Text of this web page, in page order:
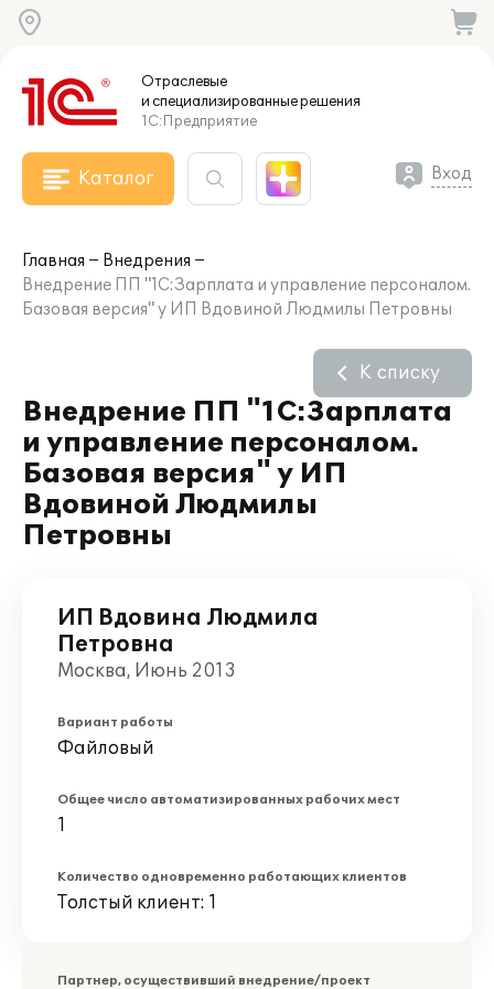
Отраслевые
и специализированныерешения
1С:Предприятие
Каталог Вход
Главная
Внедрения
Внедрение ПП "1С:Зарплата и управление персоналом.
Базовая версия" у ИП Вдовиной Людмилы Петровны
Внедрение ПП "1С:Зарплата
и управление персоналом.
Базовая версия" у ИП
Вдовиной Людмилы
Петровны
К списку
ИП Вдовина Людмила
Петровна
Москва, Июнь 2013
Вариант работы
Файловый
Общее число автоматизированных рабочих мест
1
Количество одновременно работающих клиентов
Толстый клиент: 1
Партнер, осуществивший внедрение/проект